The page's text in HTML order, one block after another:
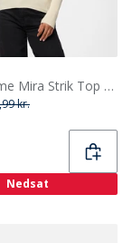
Pieces Dame Mira Strik Top Birch
kr.
Nedsat